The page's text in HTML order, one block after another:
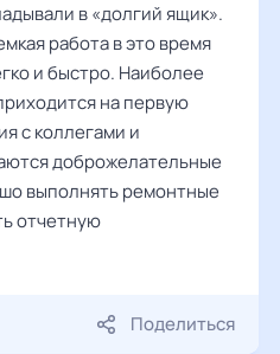
в «долгий ящик».
работа в это время
и быстро. Наиболее
на первую
с коллегами и
доброжелательные
выполнять ремонтные
отчетную
Поделиться